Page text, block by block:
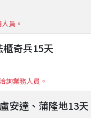
員。
詢業務人員。
奇兵15天
安達、蒲隆地13天